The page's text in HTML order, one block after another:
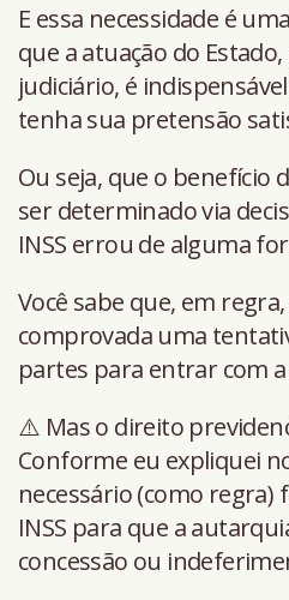
E essa necessidade é
que a atuação do
judiciário, é
tenha sua pretensão
Ou seja, que o benefício
ser determinado via
INSS errou de alguma
Você sabe que, em
comprovada uma
partes para entrar com a
⚠️ Mas o direito
Conforme eu expliquei
necessário (como regra)
INSS para que a
concessão ou